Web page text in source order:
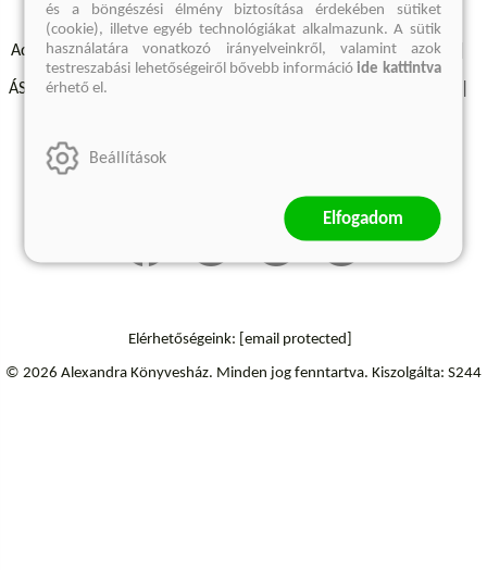
Adatvédelmi szabályzatok Elállási felmondási nyilatkozat
ÁSZF - Vásárlási feltételek
Szállítási információk
Elérhetőségeink: [email protected]
© 2026 Alexandra Könyvesház. Minden jog fenntartva. Kiszolgálta: S244
és a böngészési élmény biztosítása érdekében sütiket
(cookie), illetve egyéb technológiákat alkalmazunk. A sütik
használatára vonatkozó irányelveinkről, valamint azok
testreszabási lehetőségeiről bővebb információide kattintva
érhető el.
Beállítások
Elfogadom